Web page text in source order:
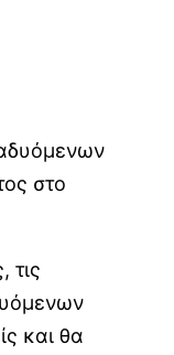
στο
τις
και θα